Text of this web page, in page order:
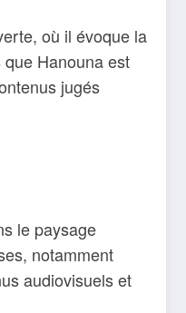
où il évoque la
Hanouna est
jugés
le paysage
notamment
audiovisuels et